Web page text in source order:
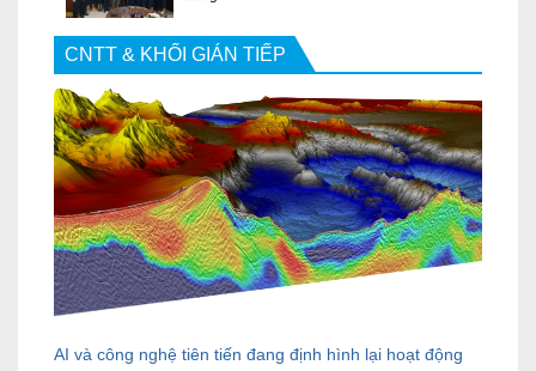
CNTT & KHỐI GIÁN TIẾP
AI và công nghệ tiên tiến đang định hình lại hoạt động